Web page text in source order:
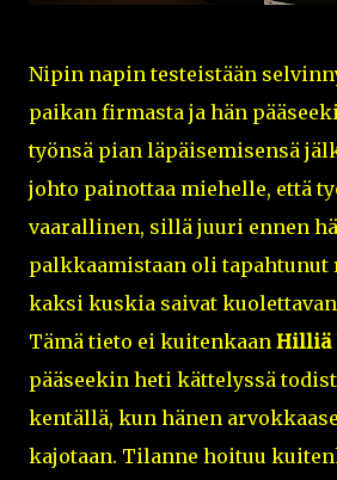
Nipin napin testeistään
paikan firmasta ja hän
työnsä pian läpäisemisensä
johto painottaa miehelle, että
vaarallinen, sillä juuri ennen
palkkaamistaan oli tapahtunut
kaksi kuskia saivat
Tämä tieto ei kuitenkaan Hilliä
pääseekin heti kättelyssä
kentällä, kun hänen
kajotaan. Tilanne hoituu